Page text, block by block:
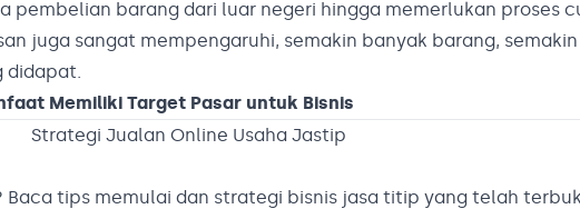
pembelian barang dari luar negeri hingga memerlukan proses
juga sangat mempengaruhi, semakin banyak barang,
didapat.
Memiliki Target Pasar untuk Bisnis
Strategi Jualan Online Usaha Jastip
Baca tips memulai dan strategi bisnis jasa titip yang telah